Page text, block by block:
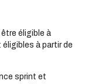
éligible à
à partir de
sprint et